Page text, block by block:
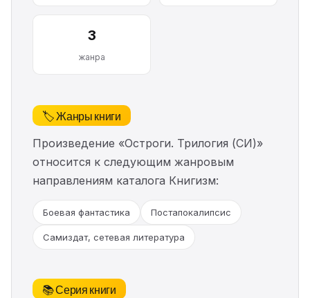
3
жанра
🏷️ Жанры книги
Произведение «Остроги. Трилогия (СИ)»
относится к следующим жанровым
направлениям каталога Книгизм:
Боевая фантастика Постапокалипсис
Самиздат, сетевая литература
📚 Серия книги